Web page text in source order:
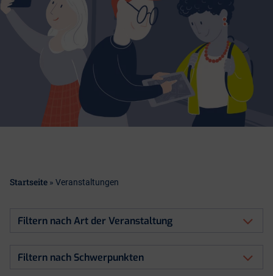
Startseite » Veranstaltungen
Filtern
der
Filtern